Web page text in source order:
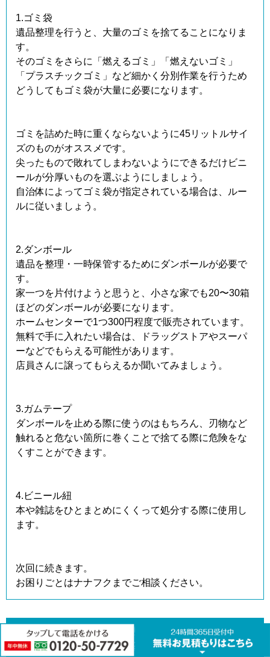
1.ゴミ袋
遺品整理を行うと、大量のゴミを捨てることになりま
す。
そのゴミをさらに「燃えるゴミ」「燃えないゴミ」
「プラスチックゴミ」など細かく分別作業を行うため
どうしてもゴミ袋が大量に必要になります。
ゴミを詰めた時に重くならないように45リットルサイ
ズのものがオススメです。
尖ったもので敗れてしまわないようにできるだけビニ
ールが分厚いものを選ぶようにしましょう。
自治体によってゴミ袋が指定されている場合は、ルー
ルに従いましょう。
2.ダンボール
遺品を整理・一時保管するためにダンボールが必要で
す。
家一つを片付けようと思うと、小さな家でも20〜30箱
ほどのダンボールが必要になります。
ホームセンターで1つ300円程度で販売されています。
無料で手に入れたい場合は、ドラッグストアやスーパ
ーなどでもらえる可能性があります。
店員さんに譲ってもらえるか聞いてみましょう。
3.ガムテープ
ダンボールを止める際に使うのはもちろん、刃物など
触れると危ない箇所に巻くことで捨てる際に危険をな
くすことができます。
4.ビニール紐
本や雑誌をひとまとめにくくって処分する際に使用し
ます。
次回に続きます。
お困りごとはナナフクまでご相談ください。
生きているうちに身の回りを整理をしておきまし
ょう～残されて困るもの2～